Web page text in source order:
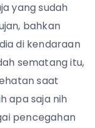
yang sudah
bahkan
di kendaraan
sematang itu,
saat
apa saja nih
pencegahan